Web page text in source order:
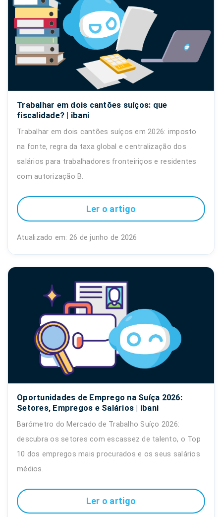
Trabalhar em dois cantões suíços: que
fiscalidade? | ibani
Trabalhar em dois cantões suíços em 2026: imposto
na fonte, regra da taxa global e centralização dos
salários para trabalhadores fronteiriços e residentes
com autorização B.
Ler o artigo
Atualizado em: 26 de junho de 2026
Oportunidades de Emprego na Suíça 2026:
Setores, Empregos e Salários | ibani
Barómetro do Mercado de Trabalho Suíço 2026:
descubra os setores com escassez de talento, o Top
10 dos empregos mais procurados e os seus salários
médios.
Ler o artigo